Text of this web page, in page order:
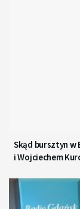
Skąd bursztyn w
i Wojciechem